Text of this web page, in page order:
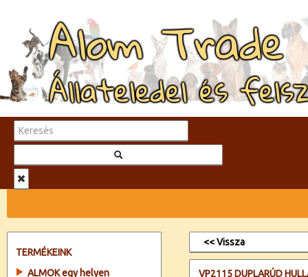
Alom Trade
Állateledel és
TERMÉKEINK
ALMOK egy helyen
<< Vissza
VP2115 DUPLARÚD